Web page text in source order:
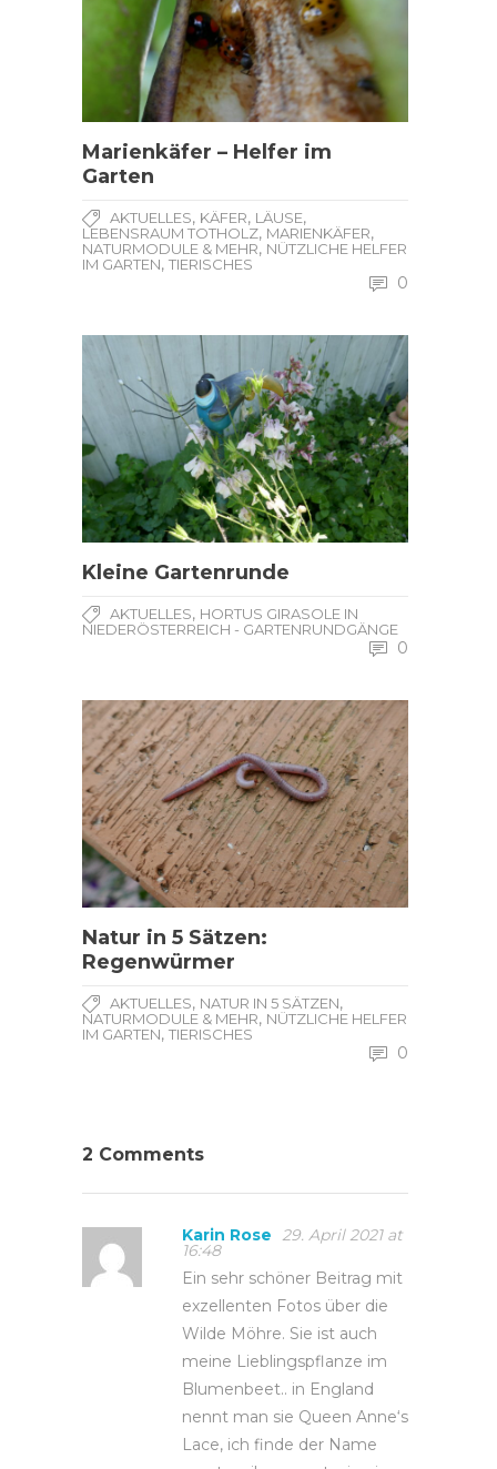
Marienkäfer – Helfer im
Garten
AKTUELLES, KÄFER, LÄUSE,
LEBENSRAUM TOTHOLZ, MARIENKÄFER,
NATURMODULE & MEHR, NÜTZLICHE HELFER
IM GARTEN, TIERISCHES
0
Kleine Gartenrunde
AKTUELLES, HORTUS GIRASOLE IN
NIEDERÖSTERREICH - GARTENRUNDGÄNGE
0
Natur in 5 Sätzen:
Regenwürmer
AKTUELLES, NATUR IN 5 SÄTZEN,
NATURMODULE & MEHR, NÜTZLICHE HELFER
IM GARTEN, TIERISCHES
0
2 Comments
Karin Rose 29. April 2021 at
16:48
Ein sehr schöner Beitrag mit
exzellenten Fotos über die
Wilde Möhre. Sie ist auch
meine Lieblingspflanze im
Blumenbeet.. in England
nennt man sie Queen Anne‘s
Lace, ich finde der Name